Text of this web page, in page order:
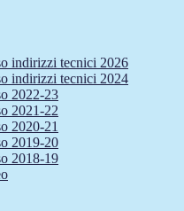
indirizzi tecnici 2026
indirizzi tecnici 2024
2022-23
2021-22
2020-21
2019-20
2018-19